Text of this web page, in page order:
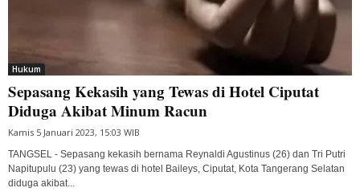
Hukum
Sepasang Kekasih yang Tewas di Hotel Ciputat
Diduga Akibat Minum Racun
Kamis 5 Januari 2023, 15:03 WIB
TANGSEL - Sepasang kekasih bernama Reynaldi Agustinus (26) dan Tri Putri
Napitupulu (23) yang tewas di hotel Baileys, Ciputat, Kota Tangerang Selatan
diduga akibat...